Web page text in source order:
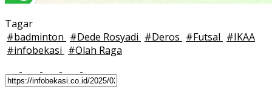
Tagar
#badminton #Dede Rosyadi #Deros #Futsal #IKAA
#infobekasi #Olah Raga